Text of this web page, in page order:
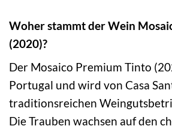
Woher stammt der Wein
(2020)?
Der Mosaico Premium Tinto
Portugal und wird von Casa
traditionsreichen
Die Trauben wachsen auf den